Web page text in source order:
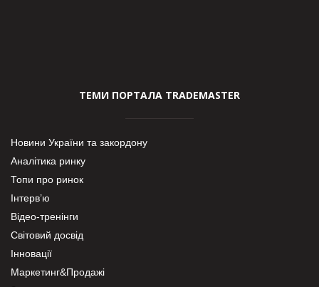
ТЕМИ ПОРТАЛА TRADEMASTER
Новини України та закордону
Аналітика ринку
Топи про ринок
Інтерв’ю
Відео-тренінги
Світовий досвід
Інновації
Маркетинг&Продажі